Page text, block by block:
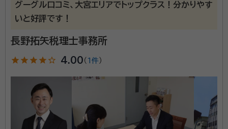
グ業務にも強い税理士法人です。
グーグル口コミ、大宮エリアでトップクラス！分かりやす
いと好評です！
長野拓矢税理士事務所
star star star star star_outline 4.00 （ 1件 ）